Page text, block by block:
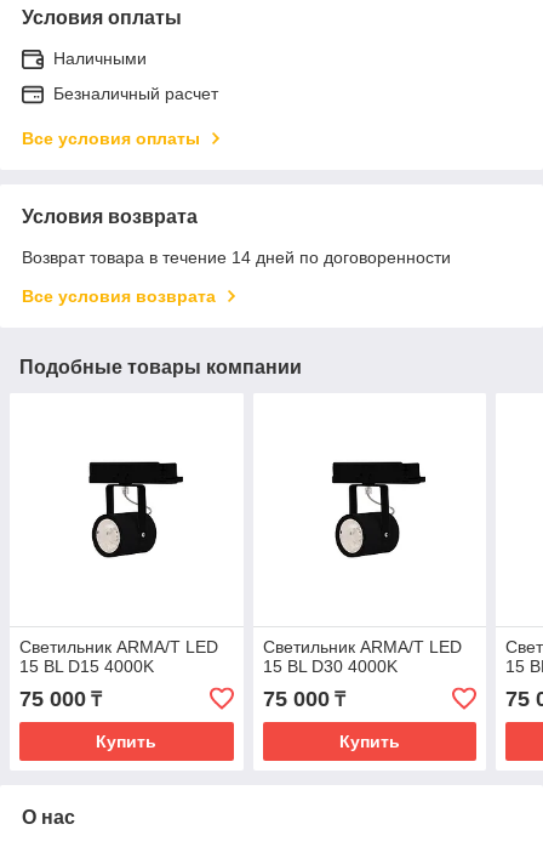
Условия оплаты
Наличными
Безналичный расчет
Все условия оплаты
Условия возврата
Возврат товара в течение 14 дней по договоренности
Все условия возврата
Подобные товары компании
Светильник ARMA/T LED
15 BL D15 4000K
75 000 ₸
Купить
Светильник ARMA/T LED
15 BL D30 4000K
75 000₸
Купить
15
75
О нас